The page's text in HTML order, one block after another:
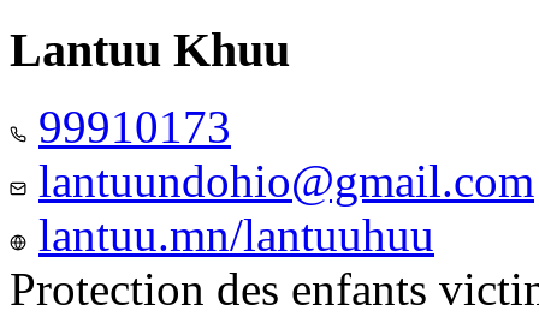
Lantuu Khuu
99910173
lantuundohio@gmail.com
lantuu.mn/lantuuhuu
Protection des enfants